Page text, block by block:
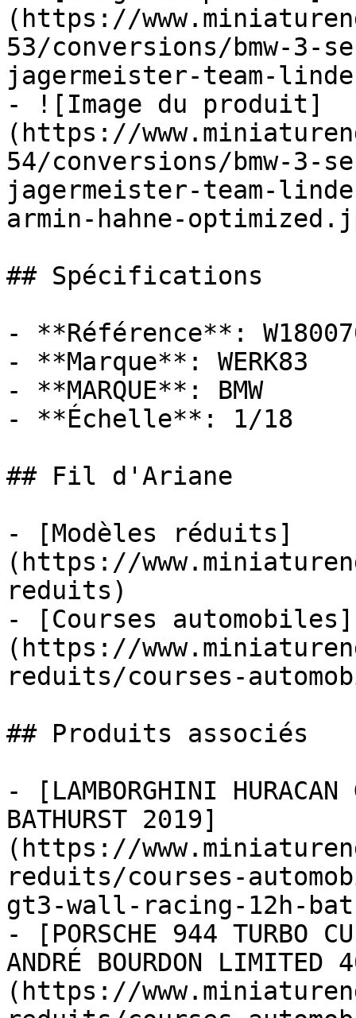
(https://
53/conversions/bmw-3-
jagermeister-team-
- ![Image du produit]
(https://
54/conversions/bmw-3-
jagermeister-team-
armin-hahne-
## Spécifications
- **Référence**:
- **Marque**: WERK83
- **MARQUE**: BMW
- **Échelle**: 1/18
## Fil d'Ariane
- [Modèles réduits]
(https://
reduits)
- [Courses automobiles]
(https://
reduits/courses-
## Produits associés
- [LAMBORGHINI
BATHURST 2019]
(https://
reduits/courses-
gt3-wall-racing-12h-
- [PORSCHE 944 TURBO
ANDRÉ BOURDON LIMITED
(https://